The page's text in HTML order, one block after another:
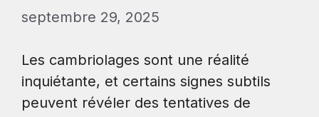
septembre 29, 2025
Les cambriolages sont une réalité
inquiétante, et certains signes subtils
peuvent révéler des tentatives de